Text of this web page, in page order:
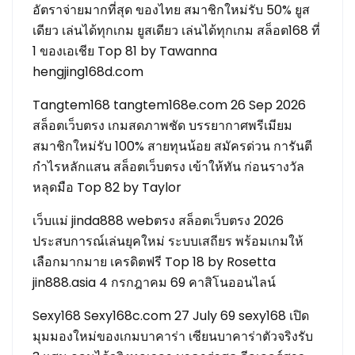
อัตราจ่ายมากที่สุด ของไทย สมาชิกใหม่รับ 50% ยูส
เดียว เล่นได้ทุกเกม ยูสเดียว เล่นได้ทุกเกม สล็อต168 ที่
1 ของเอเชีย Top 81 by Tawanna
hengjing168d.com
Tangtem168 tangtem168e.com 26 Sep 2026
สล็อตเว็บตรง เกมสดภาพชัด บรรยากาศพรีเมียม
สมาชิกใหม่รับ 100% สายทุนน้อย สมัครด่วน การันตี
กำไรหลักแสน สล็อตเว็บตรง เข้าให้ทัน ก่อนรางวัล
หลุดมือ Top 82 by Taylor
เว็บแม่ jinda888 webตรง สล็อตเว็บตรง 2026
ประสบการณ์เล่นยุคใหม่ ระบบเสถียร พร้อมเกมให้
เลือกมากมาย เครดิตฟรี Top 18 by Rosetta
jin888.asia 4 กรกฎาคม 69 คาสิโนออนไลน์
Sexy168 Sexy168c.com 27 July 69 sexy168 เปิด
มุมมองใหม่ของเกมบาคาร่า เซียนบาคาร่าตัวจริงรับ